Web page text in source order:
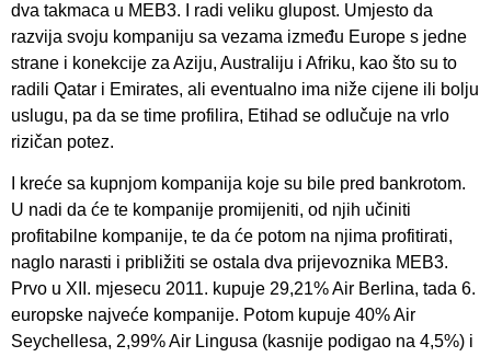
dva takmaca u MEB3. I radi veliku glupost. Umjesto da
razvija svoju kompaniju sa vezama između Europe s jedne
strane i konekcije za Aziju, Australiju i Afriku, kao što su to
radili Qatar i Emirates, ali eventualno ima niže cijene ili bolju
uslugu, pa da se time profilira, Etihad se odlučuje na vrlo
rizičan potez.
I kreće sa kupnjom kompanija koje su bile pred bankrotom.
U nadi da će te kompanije promijeniti, od njih učiniti
profitabilne kompanije, te da će potom na njima profitirati,
naglo narasti i približiti se ostala dva prijevoznika MEB3.
Prvo u XII. mjesecu 2011. kupuje 29,21% Air Berlina, tada 6.
europske najveće kompanije. Potom kupuje 40% Air
Seychellesa, 2,99% Air Lingusa (kasnije podigao na 4,5%) i